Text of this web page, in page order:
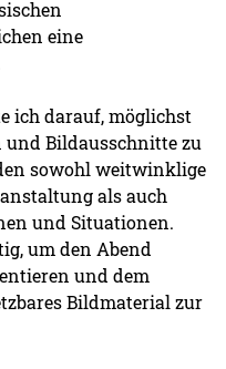
eine
ich darauf, möglichst
und Bildausschnitte zu
sowohl weitwinklige
als auch
und Situationen.
um den Abend
und dem
Bildmaterial zur